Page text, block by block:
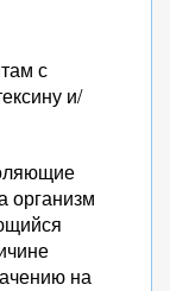
с
и/
организм
на